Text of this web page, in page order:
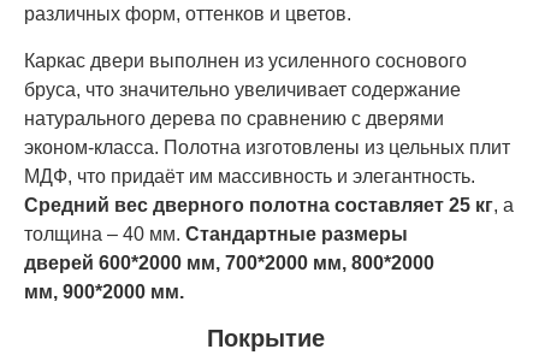
различных форм, оттенков и цветов.
Каркас двери выполнен из усиленного соснового
бруса, что значительно увеличивает содержание
натурального дерева по сравнению с дверями
эконом-класса. Полотна изготовлены из цельных плит
МДФ, что придаёт им массивность и элегантность.
Средний вес дверного полотна составляет 25 кг, а
толщина – 40 мм. Стандартные размеры
дверей 600*2000 мм, 700*2000 мм, 800*2000
мм, 900*2000 мм.
Покрытие